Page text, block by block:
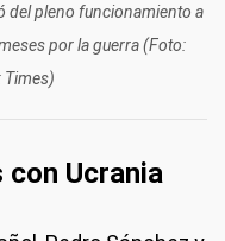
del pleno funcionamiento a
por la guerra (Foto:
Times)
Ucrania